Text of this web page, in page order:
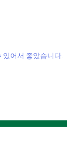
어서 좋았습니다.